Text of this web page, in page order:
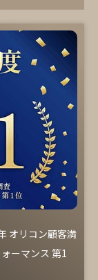
オリコン顧客満
ーマンス 第1